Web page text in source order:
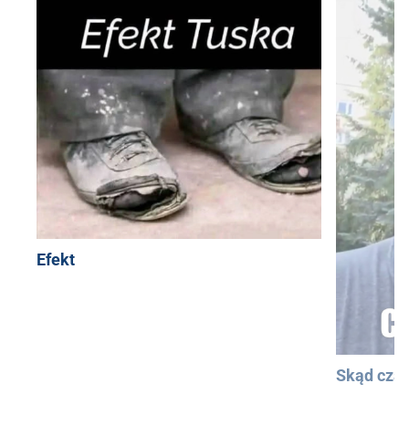
Efekt
Skąd